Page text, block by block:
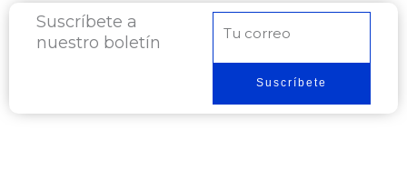
Suscríbete a
nuestro boletín
electrónico
Suscríbete